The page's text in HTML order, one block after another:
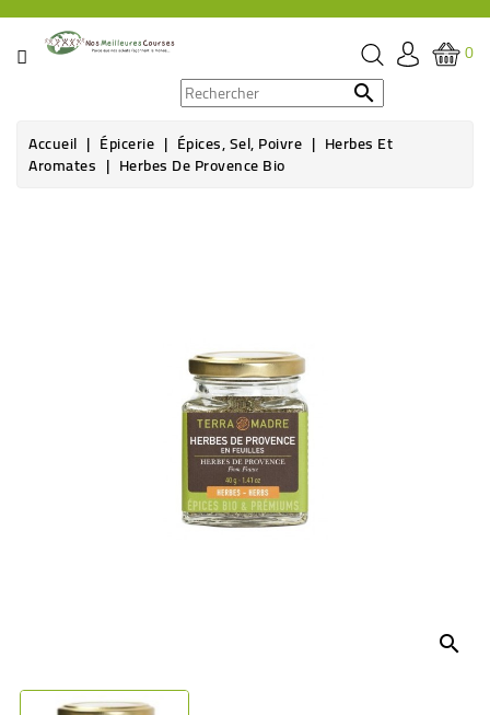
CATÉGORIE
ÉPICERIE
0

Accueil Épicerie Épices, Sel, Poivre Herbes Et
Aromates Herbes De Provence Bio
search